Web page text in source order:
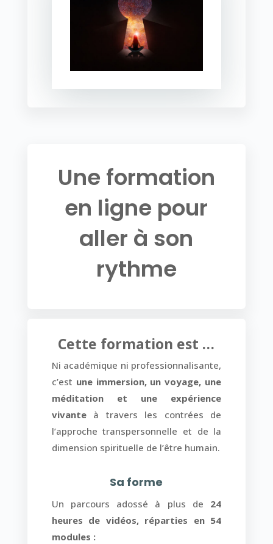
Une formation
en ligne pour
aller à son
rythme
Cette formation est …
Ni académique ni professionnalisante,
c’est une immersion, un voyage, une
méditation et une expérience
vivanteà travers les contrées de
l’approche transpersonnelle et de la
dimension spirituelle de l’être humain.
Sa forme
Un parcours adossé à plus de 24
heures de vidéos, réparties en 54
modules :